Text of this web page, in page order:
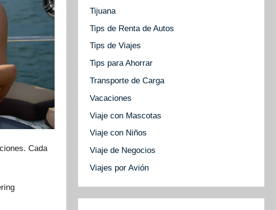
Cada
Tijuana
Tips de Renta de Autos
Tips de Viajes
Tips para Ahorrar
Transporte de Carga
Vacaciones
Viaje con Mascotas
Viaje con Niños
Viaje de Negocios
Viajes por Avión